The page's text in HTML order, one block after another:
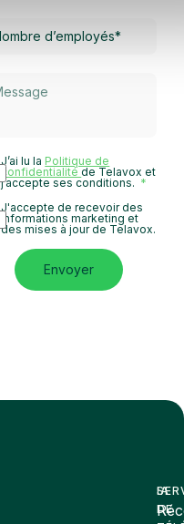
J’ai lu la Politique de
confidentialitéde Telavox et
j’accepte ses conditions.
J'accepte de recevoir des
informations marketing et
des mises à jour de Telavox.
Envoyer
DE
IA